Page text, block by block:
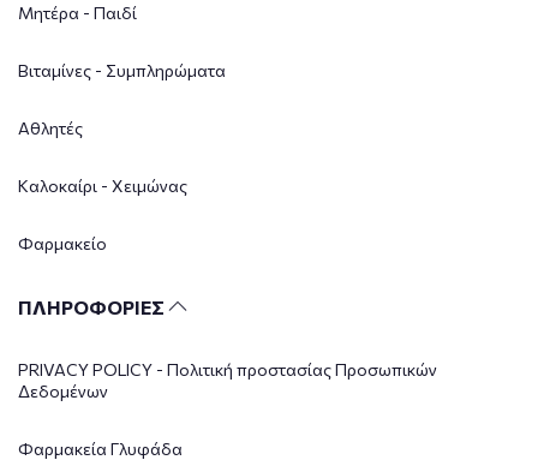
Μητέρα - Παιδί
Βιταμίνες - Συμπληρώματα
Αθλητές
Καλοκαίρι - Χειμώνας
Φαρμακείο
ΠΛΗΡΟΦΟΡΙΕΣ
PRIVACY POLICY - Πολιτική προστασίας Προσωπικών
Δεδομένων
Φαρμακεία Γλυφάδα